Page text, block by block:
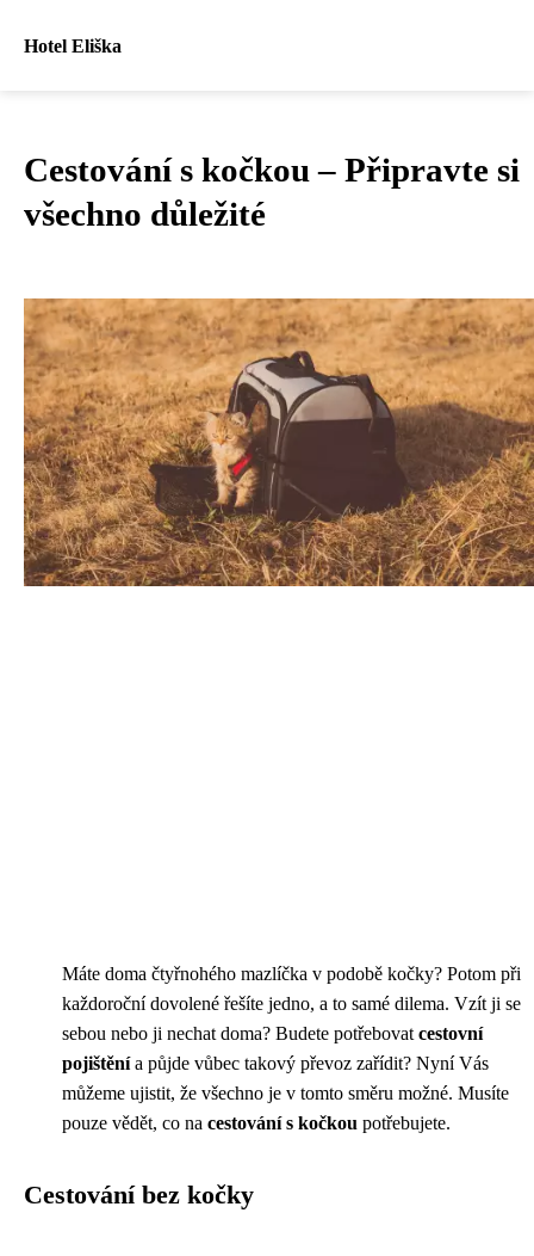
Hotel Eliška
Cestování s kočkou – Připravte si
všechno důležité
Máte doma čtyřnohého mazlíčka v podobě kočky? Potom při
každoroční dovolené řešíte jedno, a to samé dilema. Vzít ji se
sebou nebo ji nechat doma? Budete potřebovat cestovní
pojištěnía půjde vůbec takový převoz zařídit? Nyní Vás
můžeme ujistit, že všechno je v tomto směru možné. Musíte
pouze vědět, co na cestování s kočkou potřebujete.
Cestování bez kočky